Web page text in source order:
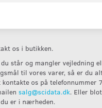
os i butikken.
du står og mangler vejledning
til vores varer, så er du
os på telefonnummer
salg@scidata.dk. Eller
er i nærheden.